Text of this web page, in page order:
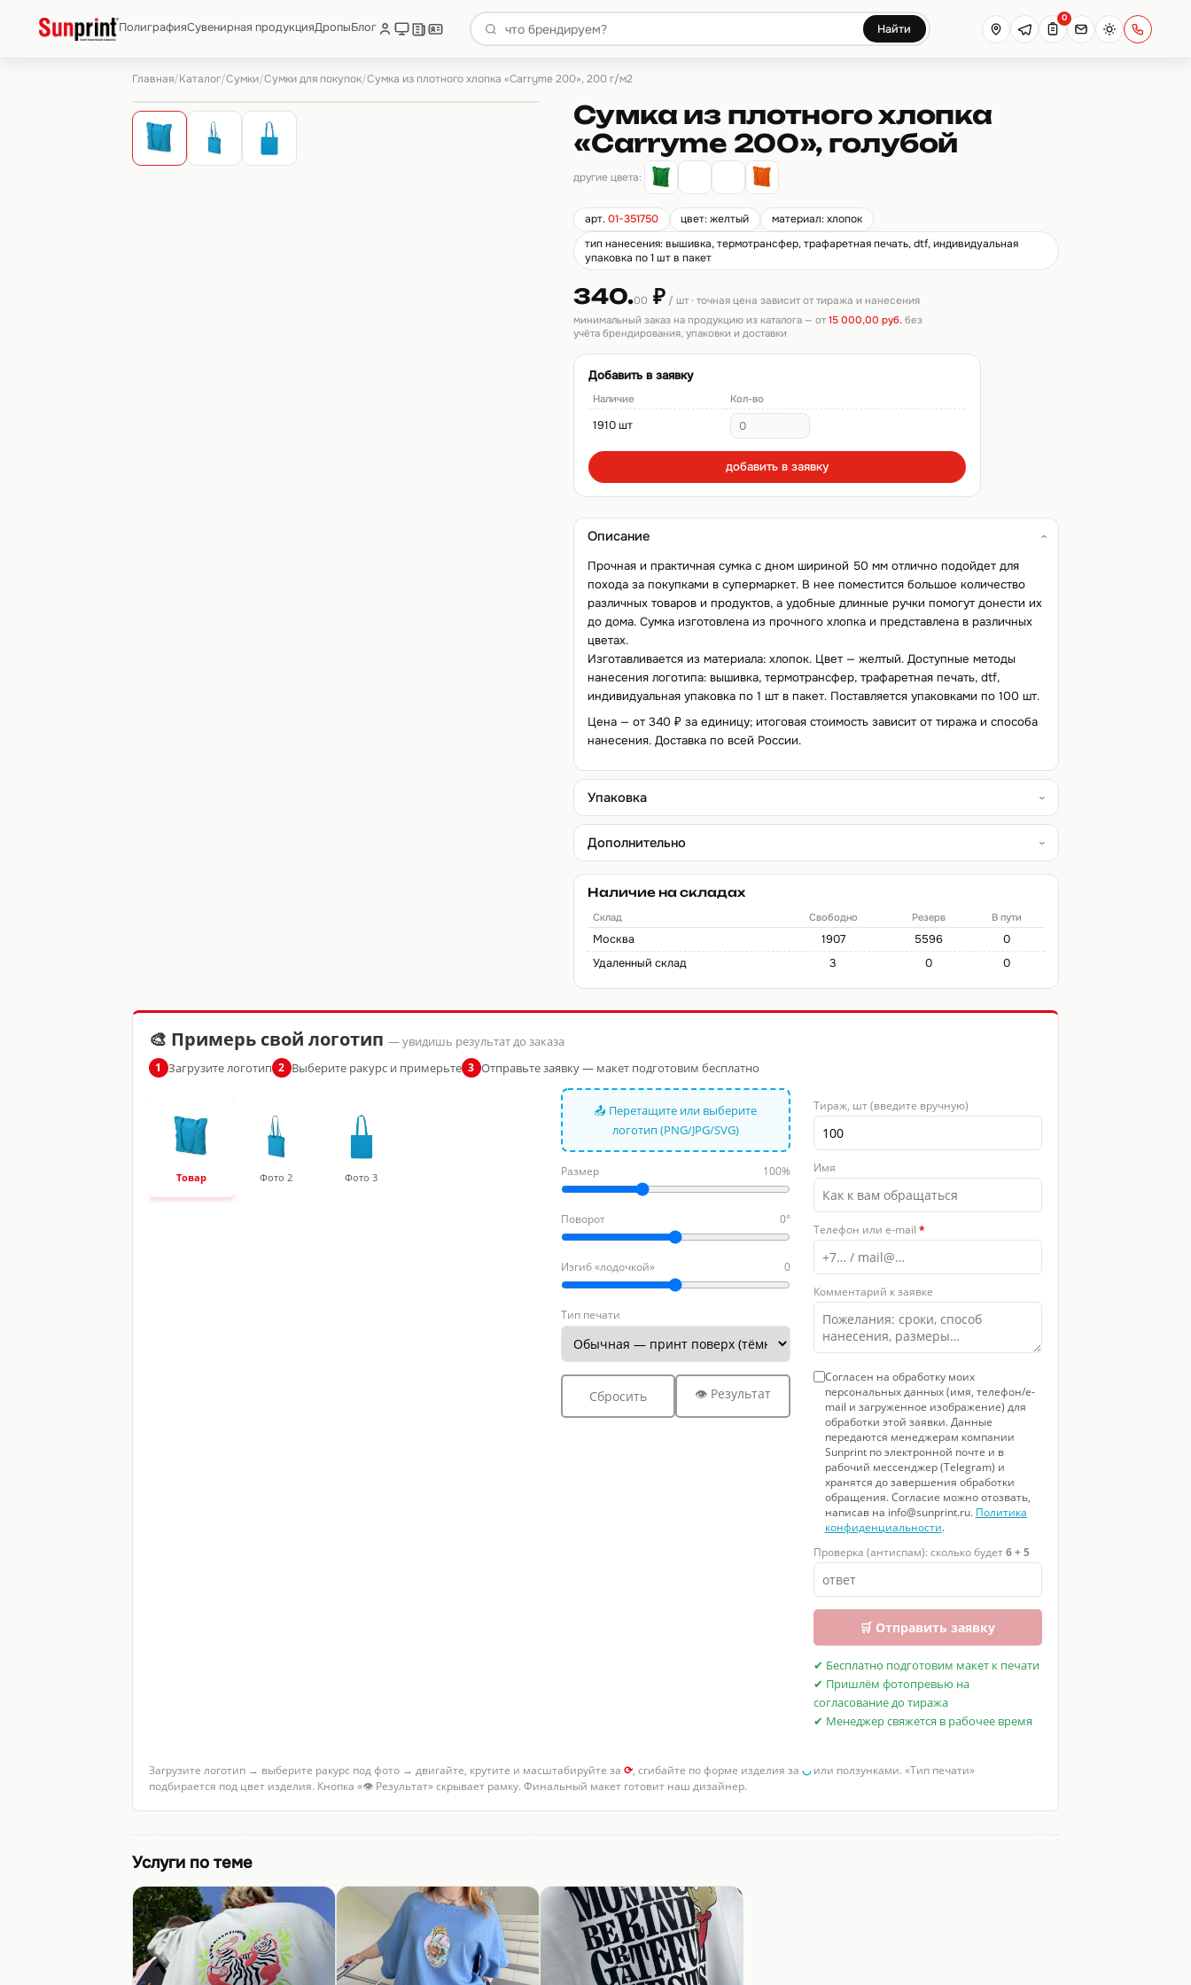
ПолиграфияСувенирная продукцияДропыБлог Найти
0
Главная/Каталог/Сумки/Сумки для покупок/Сумка из плотного хлопка «Carryme 200», 200 г/м2
Сумка из плотного хлопка
«Carryme 200», голубой
другие цвета:
арт.01-351750 цвет: желтый
материал: хлопок
тип нанесения: вышивка, термотрансфер, трафаретная печать, dtf, индивидуальная
упаковка по 1 шт в пакет
340.00 ₽ / шт · точная цена зависит от тиража и нанесения
минимальный заказ на продукцию из каталога — от15 000,00 руб. без
учёта брендирования, упаковки и доставки
Добавить в заявку
Наличие Кол-во
1910 шт
добавить в заявку
Описание
Прочная и практичная сумка c дном шириной 50 мм отлично подойдет для
похода за покупками в супермаркет. В нее поместится большое количество
различных товаров и продуктов, а удобные длинные ручки помогут донести их
до дома. Сумка изготовлена из прочного хлопка и представлена в различных
цветах.
Изготавливается из материала: хлопок. Цвет — желтый. Доступные методы
нанесения логотипа: вышивка, термотрансфер, трафаретная печать, dtf,
индивидуальная упаковка по 1 шт в пакет. Поставляется упаковками по 100 шт.
Цена — от 340 ₽ за единицу; итоговая стоимость зависит от тиража и способа
нанесения. Доставка по всей России.
Упаковка
Дополнительно
Наличие на складах
Склад Свободно Резерв В пути
Москва 1907 5596
0
Удаленный склад
3 0 0
🎨 Примерь свой логотип — увидишь результат до заказа
1 Загрузите логотип 2 Выберите ракурс и примерьте 3 Отправьте заявку — макет подготовим бесплатно
Товар Фото 2 Фото 3
📤 Перетащите или выберите
логотип (PNG/JPG/SVG)
Размер 100%
Поворот 0°
Изгиб «лодочкой» 0
Тип печати
Сбросить 👁 Результат
Тираж, шт (введите вручную)
Имя
Телефон или e-mail *
Комментарий к заявке
Согласен на обработку моих
персональных данных (имя, телефон/e-
mail и загруженное изображение) для
обработки этой заявки. Данные
передаются менеджерам компании
Sunprint по электронной почте и в
рабочий мессенджер (Telegram) и
хранятся до завершения обработки
обращения. Согласие можно отозвать,
написав на info@sunprint.ru. Политика
конфиденциальности.
Проверка (антиспам): сколько будет6 + 5
🛒 Отправить заявку
✔ Бесплатно подготовим макет к печати
✔ Пришлём фотопревью на
согласование до тиража
✔ Менеджер свяжется в рабочее время
Загрузите логотип → выберите ракурс под фото → двигайте, крутите и масштабируйте за ⟳, сгибайте по форме изделия за ◡или ползунками. «Тип печати»
подбирается под цвет изделия. Кнопка «👁 Результат» скрывает рамку. Финальный макет готовит наш дизайнер.
Услуги по теме